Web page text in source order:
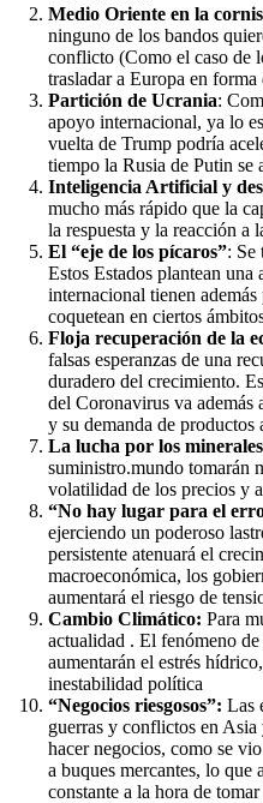
Medio Oriente en la
ninguno de los bandos
conflicto (Como el caso de
trasladar a Europa en
Partición de Ucrania:
apoyo internacional, ya lo
vuelta de Trump podría
tiempo la Rusia de Putin se
Inteligencia Artificial y
mucho más rápido que la
la respuesta y la reacción a
El “eje de los pícaros”: Se
Estos Estados plantean una
internacional tienen
coquetean en ciertos
Floja recuperación de la
falsas esperanzas de una
duradero del crecimiento.
del Coronavirus va además
y su demanda de productos
La lucha por los
suministro.mundo tomarán
volatilidad de los precios y
“No hay lugar para el
ejerciendo un poderoso
persistente atenuará el
macroeconómica, los
aumentará el riesgo de
Cambio Climático: Para
actualidad . El fenómeno
aumentarán el estrés
inestabilidad política
“Negocios riesgosos”: Las
guerras y conflictos en
hacer negocios, como se
a buques mercantes, lo
constante a la hora de